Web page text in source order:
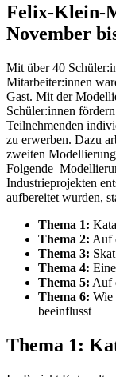
Felix-Klein-
November
Mit über 40
Mitarbeiter:innen
Gast. Mit der
Schüler:innen
Teilnehmenden
zu erwerben. Dazu
zweiten
Folgende
Industrieprojekten
aufbereitet wurden,
Thema 1:
Thema 2: Auf
Thema 3:
Thema 4:
Thema 5: Auf
Thema 6: Wie
beeinflusst
Thema 1: